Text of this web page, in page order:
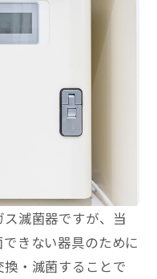
滅菌器ですが、当
きない器具のために
・滅菌することで